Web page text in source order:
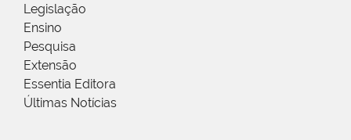
Legislação
Ensino
Pesquisa
Extensão
Essentia Editora
Últimas Notícias